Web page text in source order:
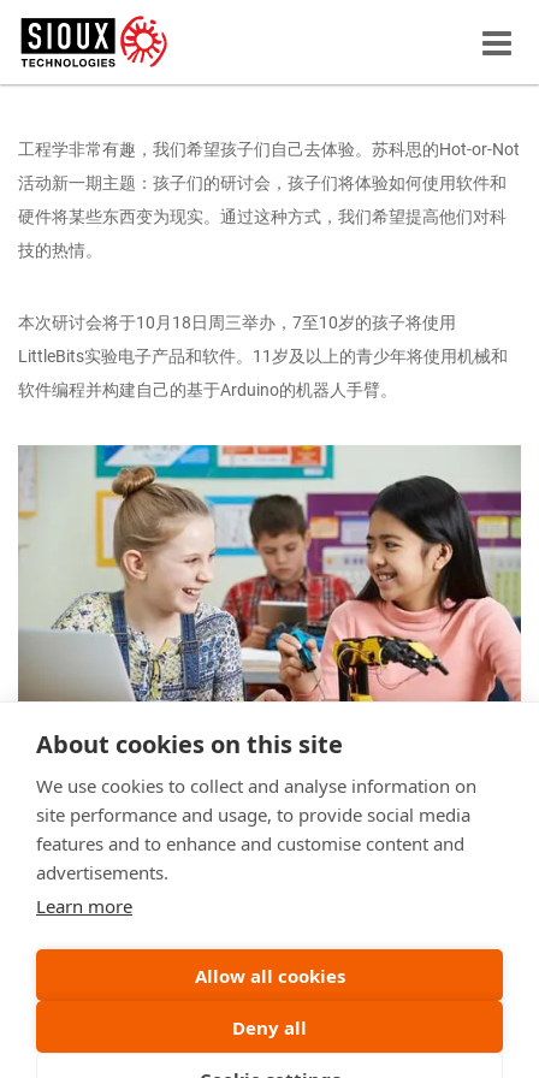
About cookies on this site
We use cookies to collect and analyse information on
site performance and usage, to provide social media
features and to enhance and customise content and
advertisements.
Learn more
Allow all cookies
Deny all
Menu
工程学非常有趣，我们希望孩子们自己去体验。苏科思的Hot-or-Not
活动新一期主题：孩子们的研讨会，孩子们将体验如何使用软件和
硬件将某些东西变为现实。通过这种方式，我们希望提高他们对科
技的热情。
本次研讨会将于10月18日周三举办，7至10岁的孩子将使用
LittleBits实验电子产品和软件。11岁及以上的青少年将使用机械和
软件编程并构建自己的基于Arduino的机器人手臂。
86-512-62626299